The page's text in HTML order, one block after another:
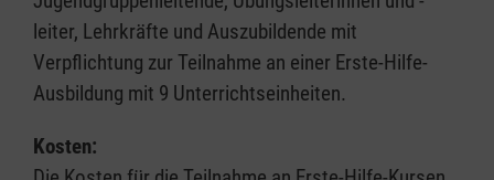
leiter, Lehrkräfte und Auszubildende mit
Verpflichtung zur Teilnahme an einer Erste-Hilfe-
Ausbildung mit 9 Unterrichtseinheiten.
Kosten: